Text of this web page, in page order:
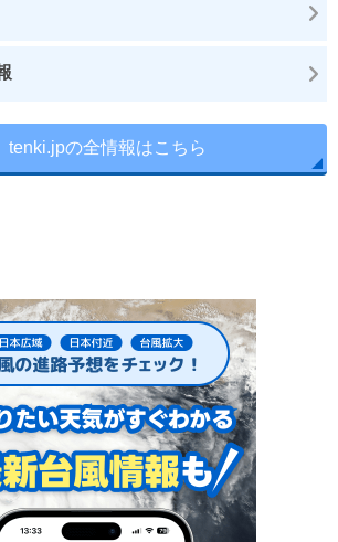
tenki.jpの全情報はこちら